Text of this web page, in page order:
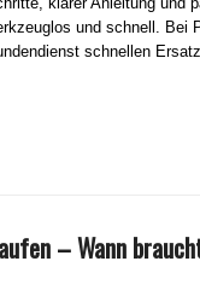
und schnell. Bei
schnellen
– Wann